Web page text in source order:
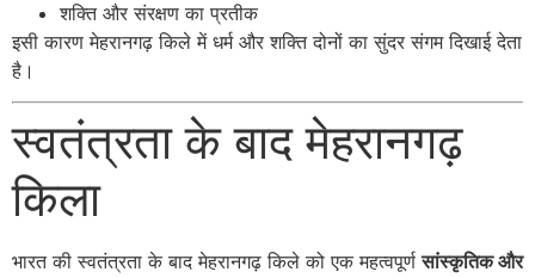
शक्ति और संरक्षण का प्रतीक
इसी कारण मेहरानगढ़ किले में धर्म और शक्ति दोनों का सुंदर संगम दिखाई देता
है।
स्वतंत्रता के बाद मेहरानगढ़
किला
भारत की स्वतंत्रता के बाद मेहरानगढ़ किले को एक महत्वपूर्णसांस्कृतिक और